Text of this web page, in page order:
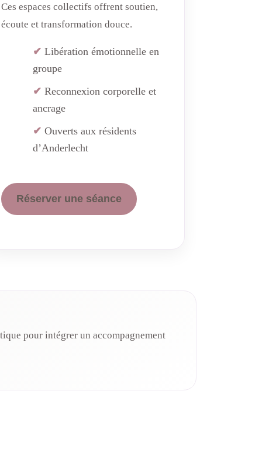
Ces espaces collectifs offrent soutien,
écoute et transformation douce.
Libération émotionnelle en
groupe
Reconnexion corporelle et
ancrage
Ouverts aux résidents
d’Anderlecht
Réserver une séance
pour intégrer un accompagnement